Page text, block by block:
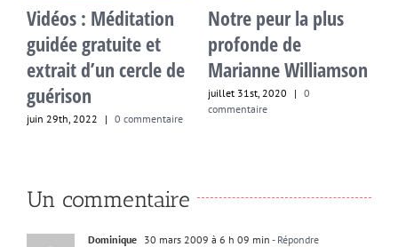
Cercle de Guérison
gratuit pour tous
janvier 9th, 2015 |
41
Commentaires
Témoignages
antennes de
novembre 5th, 2024 | 128